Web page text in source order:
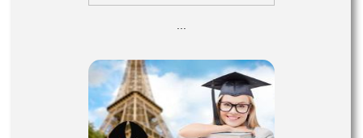
...